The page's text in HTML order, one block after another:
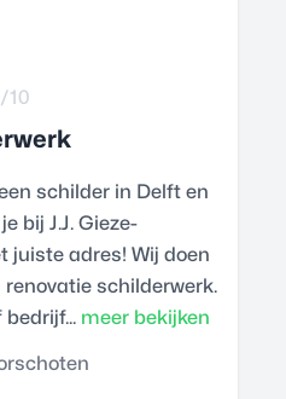
/10
schilder in Delft en
bij J.J. Gieze-
juiste adres! Wij doen
schilderwerk.
meer bekijken